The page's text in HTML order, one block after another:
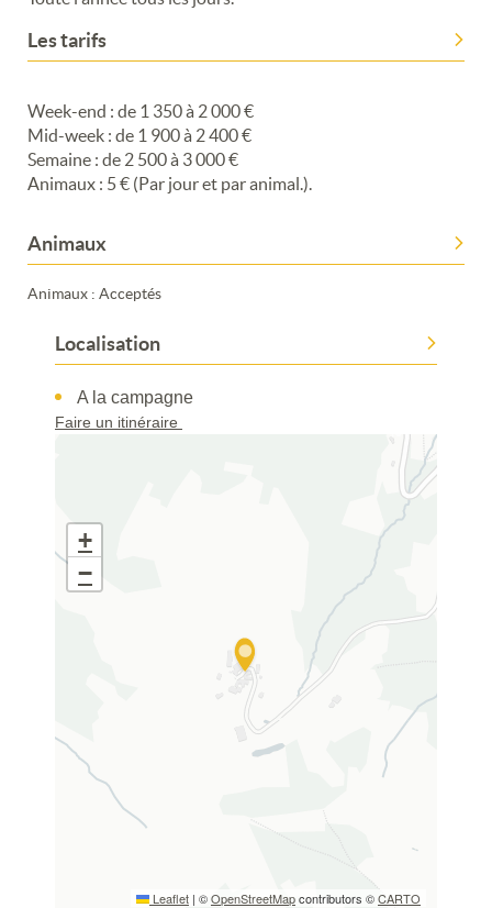
Les tarifs
Week-end : de 1 350 à 2 000 €
Mid-week : de 1 900 à 2 400 €
Semaine : de 2 500 à 3 000 €
Animaux : 5 € (Par jour et par animal.).
Animaux
Animaux : Acceptés
Localisation
A la campagne
Faire un itinéraire
+
−
Leaflet | ©OpenStreetMapcontributors ©CARTO